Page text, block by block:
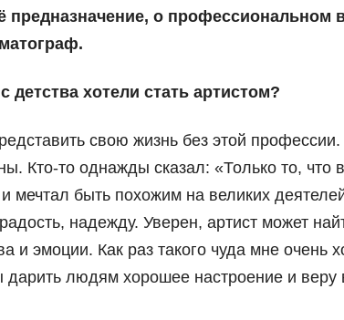
предназначение, о
детства хотели стать артистом?
свою жизнь без этой
Кто-то однажды сказал: «Только то,
мечтал быть похожим на великих
надежду. Уверен, артист может
и эмоции. Как раз такого чуда мне очень
дарить людям хорошее настроение и веру